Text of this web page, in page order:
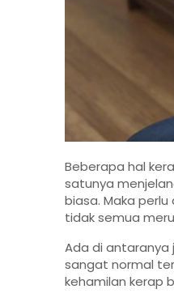
Beberapa hal
satunya
biasa. Maka
tidak semua
Ada di antaranya
sangat normal
kehamilan kerap